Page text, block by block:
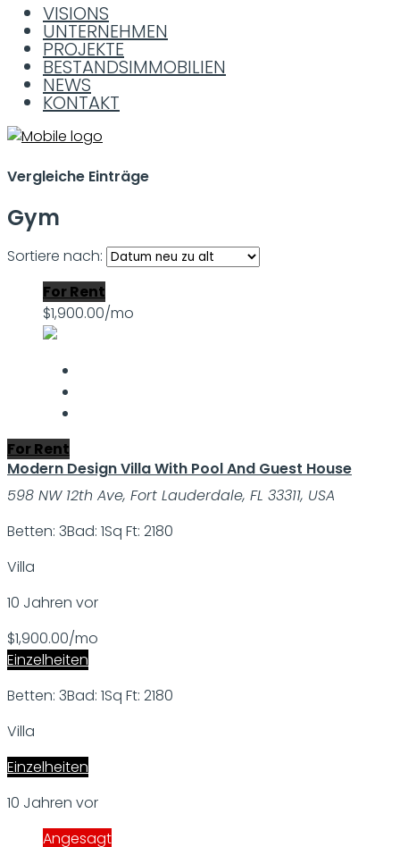
VISIONS
UNTERNEHMEN
PROJEKTE
BESTANDSIMMOBILIEN
NEWS
KONTAKT
Vergleiche Einträge
Gym
Sortiere nach:
For Rent
$1,900.00/mo
For Rent
Modern Design Villa With Pool And Guest House
598 NW 12th Ave, Fort Lauderdale, FL 33311, USA
Betten: 3Bad: 1Sq Ft: 2180
Villa
10 Jahren vor
$1,900.00/mo
Einzelheiten
Betten: 3Bad: 1Sq Ft: 2180
Villa
Einzelheiten
10 Jahren vor
Angesagt